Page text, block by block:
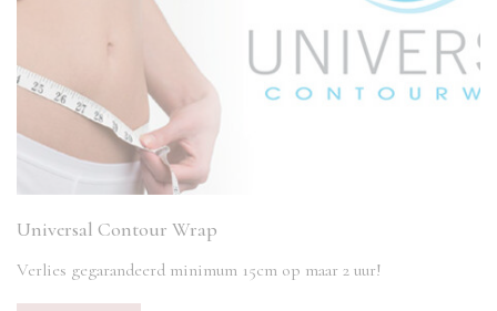
Universal Contour Wrap
Verlies gegarandeerd minimum 15cm op maar 2 uur!